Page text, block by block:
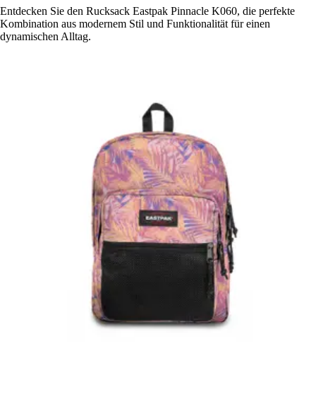
Entdecken Sie den Rucksack Eastpak Pinnacle K060, die perfekte
Kombination aus modernem Stil und Funktionalität für einen
dynamischen Alltag.